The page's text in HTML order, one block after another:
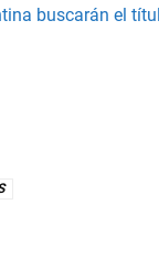
buscarán el